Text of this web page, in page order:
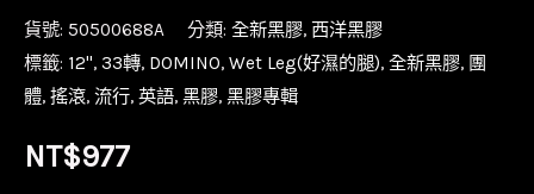
貨號: 50500688A 分類: 全新黑膠, 西洋黑膠
標籤: 12'', 33轉, DOMINO, Wet Leg(好濕的腿), 全新黑膠, 團
體, 搖滾, 流行, 英語, 黑膠, 黑膠專輯
NT$977